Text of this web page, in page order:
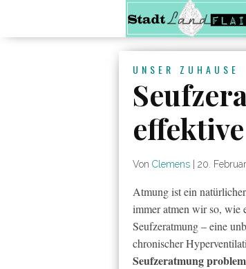
UNSER ZUHAUSE
Von Clemens 20.
Atmung ist ein
immer atmen wir so, wie
Seufzeratmung – eine
chronischer
Seufzeratmung